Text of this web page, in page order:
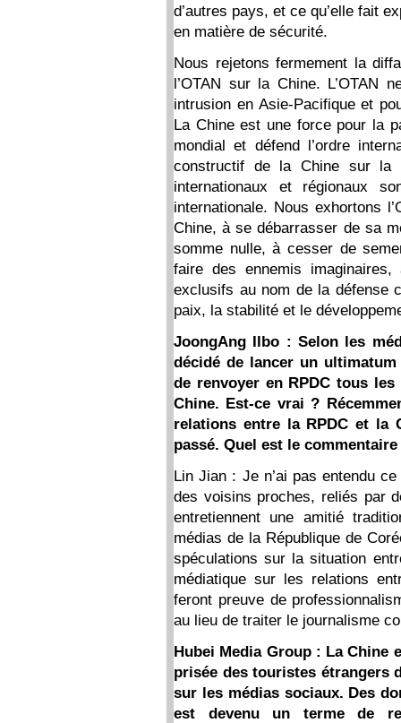
d’autres pays, et ce qu’elle fait
en matière de sécurité.
Nous rejetons fermement la
l’OTAN sur la Chine. L’OTAN
intrusion en Asie-Pacifique et
La Chine est une force pour la
mondial et défend l’ordre
constructif de la Chine sur la
internationaux et régionaux
internationale. Nous exhortons
Chine, à se débarrasser de sa
somme nulle, à cesser de
faire des ennemis
exclusifs au nom de la défense
paix, la stabilité et le
JoongAng Ilbo : Selon les
décidé de lancer un
de renvoyer en RPDC tous
Chine. Est-ce vrai ?
relations entre la RPDC et la
passé. Quel est le
Lin Jian : Je n’ai pas entendu
des voisins proches, reliés par
entretiennent une amitié
médias de la République de
spéculations sur la situation
médiatique sur les relations
feront preuve de
au lieu de traiter le journalisme
Hubei Media Group : La Chine
prisée des touristes étrangers
sur les médias sociaux. Des
est devenu un terme de